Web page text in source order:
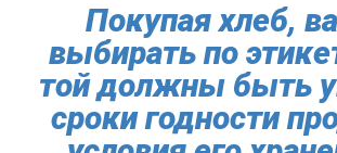
Покупая хлеб,
выбирать по
той должны быть
сроки годности